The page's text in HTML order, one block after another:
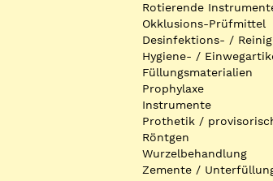
Rotierende
Okklusions-Prüfmittel
Desinfektions- /
Hygiene- /
Füllungsmaterialien
Prophylaxe
Instrumente
Prothetik /
Röntgen
Wurzelbehandlung
Zemente /